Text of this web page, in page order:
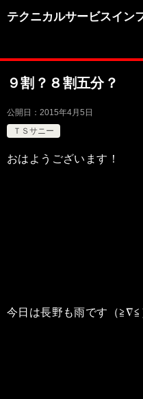
テクニカルサービスイン
９割？８割五分？
公開日： 2015年4月5日
ＴＳサニー
おはようございます！
今日は長野も雨です（≧∇≦